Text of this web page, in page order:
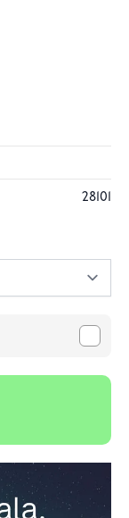
28101